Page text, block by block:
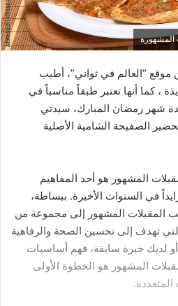
المشهورة
“العالم في ثواني”، أطيب
، كما أنها تعتبر طبقاً مناسباً في
شهر رمضان المبارك، سيدتي
الصفيحة الشامية الأصلية
المشهور هو أحد المفاهيم
في السنوات الأخيرة. ببساطة،
المقبلات المشهور إلى مجموعة من
تهدف إلى تحسين الصحة والرفاهية
لديك خبرة سابقة، فهم أساسيات
المشهور هو الخطوة الأولى